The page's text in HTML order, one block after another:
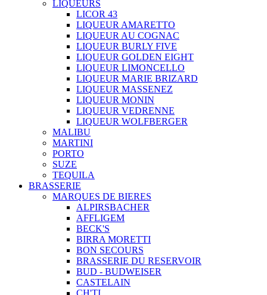
LIQUEURS
LICOR 43
LIQUEUR AMARETTO
LIQUEUR AU COGNAC
LIQUEUR BURLY FIVE
LIQUEUR GOLDEN EIGHT
LIQUEUR LIMONCELLO
LIQUEUR MARIE BRIZARD
LIQUEUR MASSENEZ
LIQUEUR MONIN
LIQUEUR VEDRENNE
LIQUEUR WOLFBERGER
MALIBU
MARTINI
PORTO
SUZE
TEQUILA
BRASSERIE
MARQUES DE BIERES
ALPIRSBACHER
AFFLIGEM
BECK'S
BIRRA MORETTI
BON SECOURS
BRASSERIE DU RESERVOIR
BUD - BUDWEISER
CASTELAIN
CH'TI